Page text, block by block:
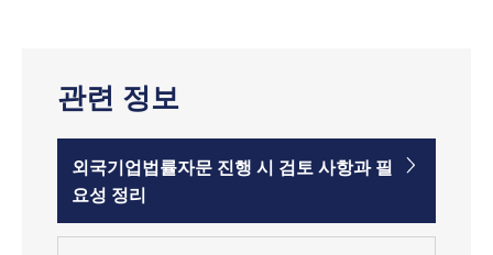
관련 정보
외국기업법률자문 진행 시 검토 사항과 필
요성 정리